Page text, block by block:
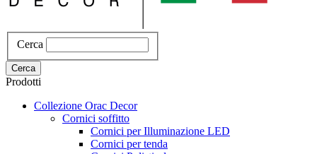
Cerca
Cerca
Prodotti
Collezione Orac Decor
Cornici soffitto
Cornici per Illuminazione LED
Cornici per tenda